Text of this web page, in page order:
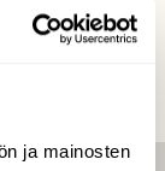
ja mainosten